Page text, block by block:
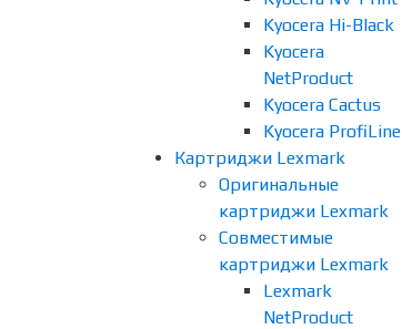
Kyocera Hi-Black
Kyocera
NetProduct
Kyocera Cactus
Kyocera ProfiLine
Картриджи Lexmark
Оригинальные
картриджи Lexmark
Совместимые
картриджи Lexmark
Lexmark
NetProduct